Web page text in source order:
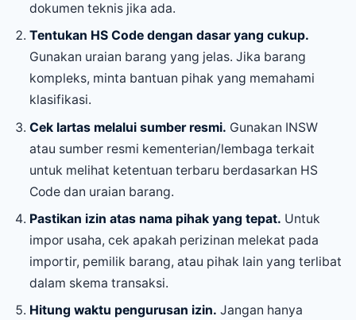
dokumen teknis jika ada.
Tentukan HS Code dengan dasar yang cukup.
Gunakan uraian barang yang jelas. Jika barang
kompleks, minta bantuan pihak yang memahami
klasifikasi.
Cek lartas melalui sumber resmi. Gunakan INSW
atau sumber resmi kementerian/lembaga terkait
untuk melihat ketentuan terbaru berdasarkan HS
Code dan uraian barang.
Pastikan izin atas nama pihak yang tepat. Untuk
impor usaha, cek apakah perizinan melekat pada
importir, pemilik barang, atau pihak lain yang terlibat
dalam skema transaksi.
Hitung waktu pengurusan izin. Jangan hanya